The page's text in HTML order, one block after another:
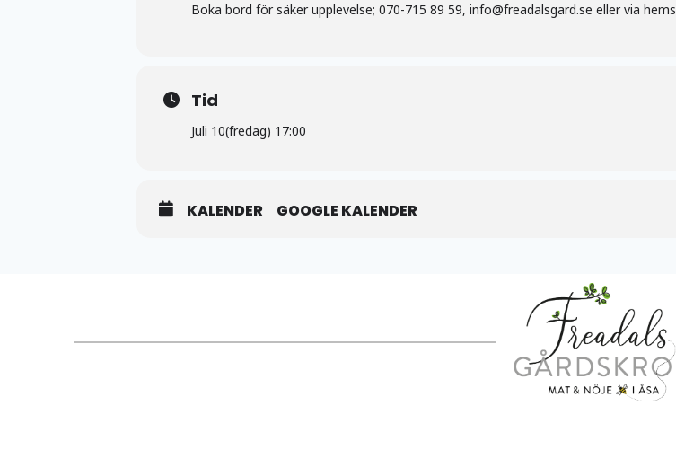
Boka bord för säker upplevelse; 070-715 89 59, info@freadalsgard.se eller via
Tid
Juli 10(fredag) 17:00
KALENDER GOOGLE KALENDER